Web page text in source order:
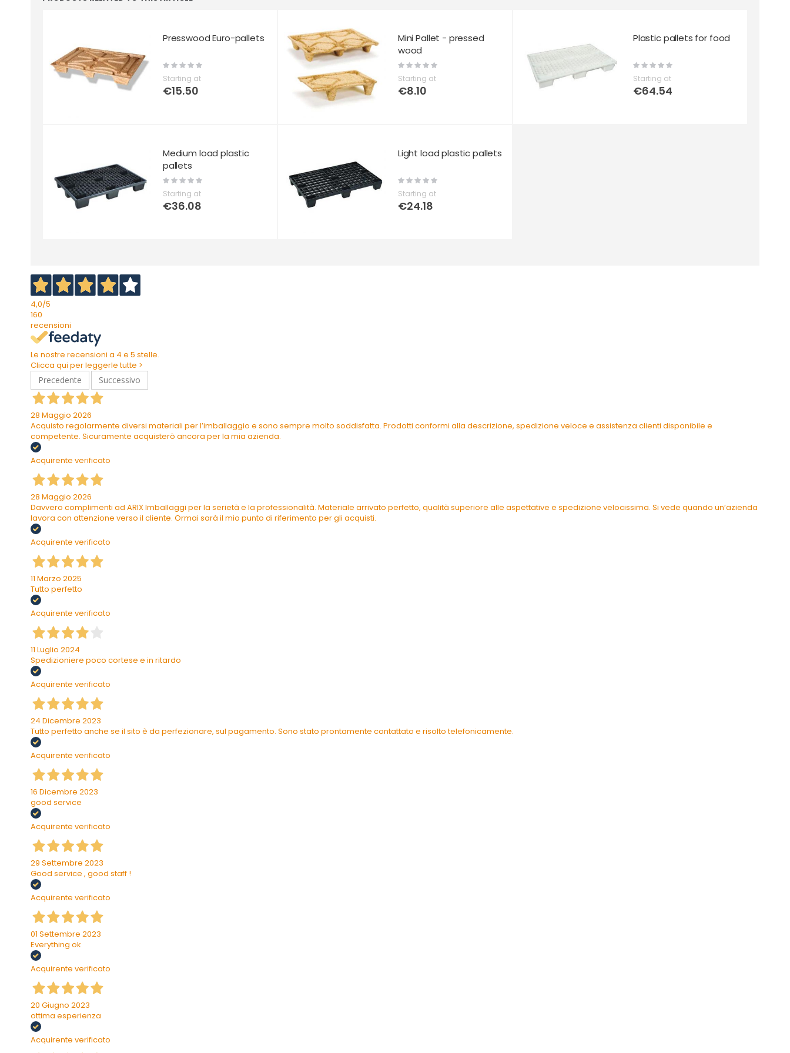
Presswood Euro-pallets
Rating:
0%
Starting at
€15.50
Mini Pallet - pressed
wood
Rating:
0%
Starting at
€8.10
Plastic pallets for food
Rating:
0%
Starting at
€64.54
Medium load plastic
pallets
Rating:
0%
Starting at
€36.08
Light load plastic pallets
Rating:
0%
Starting at
€24.18
4,0/5
160
recensioni
Le nostre recensioni a 4 e 5 stelle.
Clicca qui per leggerle tutte >
Precedente
Successivo
28 Maggio 2026
Acquisto regolarmente diversi materiali per l’imballaggio e sono sempre molto soddisfatta. Prodotti conformi alla descrizione, spedizione veloce e assistenza clienti disponibile e
competente. Sicuramente acquisterò ancora per la mia azienda.
Acquirente verificato
28 Maggio 2026
Davvero complimenti ad ARIX Imballaggi per la serietà e la professionalità. Materiale arrivato perfetto, qualità superiore alle aspettative e spedizione velocissima. Si vede quando un’azienda
lavora con attenzione verso il cliente. Ormai sarà il mio punto di riferimento per gli acquisti.
Acquirente verificato
11 Marzo 2025
Tutto perfetto
Acquirente verificato
11 Luglio 2024
Spedizioniere poco cortese e in ritardo
Acquirente verificato
24 Dicembre 2023
Tutto perfetto anche se il sito è da perfezionare, sul pagamento. Sono stato prontamente contattato e risolto telefonicamente.
Acquirente verificato
16 Dicembre 2023
good service
Acquirente verificato
29 Settembre 2023
Good service , good staff !
Acquirente verificato
01 Settembre 2023
Everything ok
Acquirente verificato
20 Giugno 2023
ottima esperienza
Acquirente verificato